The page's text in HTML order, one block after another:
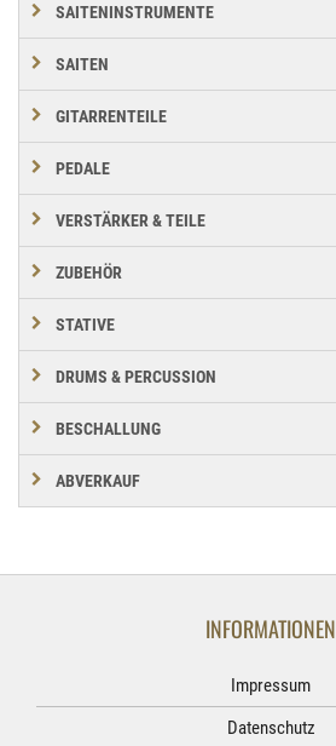
SAITENINSTRUMENTE
SAITEN
GITARRENTEILE
PEDALE
VERSTÄRKER & TEILE
ZUBEHÖR
STATIVE
DRUMS & PERCUSSION
BESCHALLUNG
ABVERKAUF
INFORMATIONEN
Impressum
Datenschutz